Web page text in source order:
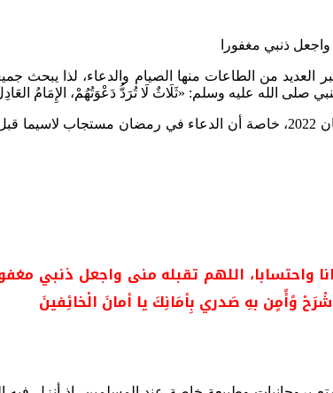
من الطاعات منها الصيام والدعاء، لذا يبحث
صلى الله عليه وسلم: «ثَلَاثٌ لَا تُرَدُّ دَعْوَتُهُمْ، الإِمَامُ
لقرائها دعاء اليوم الثاني من رمضان 2022، خاصة أن الدعاء في
واحتسابا، اللهم تقبله منى واجعل ذنبي
وًأًمٍن بهِ صَدري بِأمَانِكَ يا أمانَ الْخائِفينَ